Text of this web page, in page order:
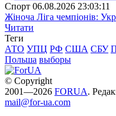
Спорт 06.08.2026 23:03:11
Жіноча Ліга чемпіонів:
Читати
Теги
АТО УПЦ РФ США СБУ
Польша выборы
© Copyright
2001—2026 FORUA.
mail@for-ua.com